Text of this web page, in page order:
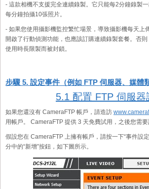
- 這款相機不支援完全連續錄製。它只能每2分鐘錄製
每分鐘拍攝10張照片。
- 如果您使用攝影機監控繁忙場景，導致攝影機每天上
開啟了行動偵測功能，也應該訂購連續錄製套餐。否
使用時長限製而被封鎖。
步驟 5. 設定事件（例如 FTP 伺服器、媒體
5.1 配置 FTP 伺服器
如果您還沒有 CameraFTP 帳戶，請造訪
用帳戶。 CameraFTP 提供 3 天免費試用，之後您需要
假設您在 CameraFTP 上擁有帳戶，請按一下“事件設
分中的“新增”按鈕，如下圖所示。